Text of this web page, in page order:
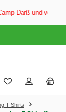
und vom 3.
T-Shirts